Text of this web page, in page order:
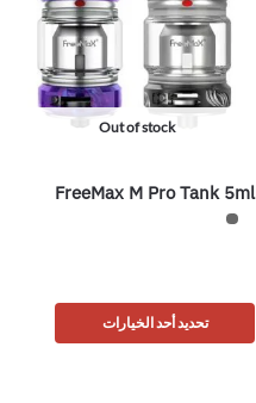
Out of stock
FreeMax M Pro Tank 5ml
تحديد أحد الخيارات